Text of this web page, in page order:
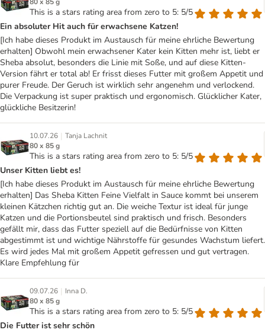
This is a stars rating area from zero to 5: 5/5
Ein absoluter Hit auch für erwachsene Katzen!
[Ich habe dieses Produkt im Austausch für meine ehrliche Bewertung
erhalten] Obwohl mein erwachsener Kater kein Kitten mehr ist, liebt er
Sheba absolut, besonders die Linie mit Soße, und auf diese Kitten-
Version fährt er total ab! Er frisst dieses Futter mit großem Appetit und
purer Freude. Der Geruch ist wirklich sehr angenehm und verlockend.
Die Verpackung ist super praktisch und ergonomisch. Glücklicher Kater,
glückliche Besitzerin!
10.07.26 | Tanja Lachnit
80 x 85 g
This is a stars rating area from zero to 5: 5/5
Unser Kitten liebt es!
[Ich habe dieses Produkt im Austausch für meine ehrliche Bewertung
erhalten] Das Sheba Kitten Feine Vielfalt in Sauce kommt bei unserem
kleinen Kätzchen richtig gut an. Die weiche Textur ist ideal für junge
Katzen und die Portionsbeutel sind praktisch und frisch. Besonders
gefällt mir, dass das Futter speziell auf die Bedürfnisse von Kitten
abgestimmt ist und wichtige Nährstoffe für gesundes Wachstum liefert.
Es wird jedes Mal mit großem Appetit gefressen und gut vertragen.
Klare Empfehlung für
09.07.26 | Inna D.
80 x 85 g
This is a stars rating area from zero to 5: 5/5
Die Futter ist sehr schön